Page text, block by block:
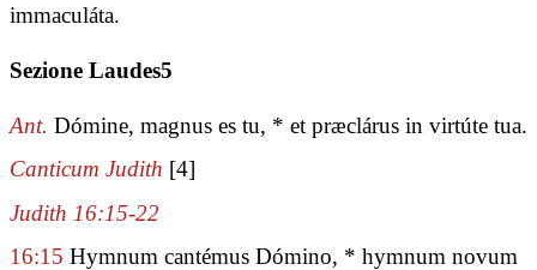
immaculáta.
Sezione Laudes5
Ant. Dómine, magnus es tu, * et præclárus in virtúte tua.
Canticum Judith [4]
Judith 16:15-22
16:15 Hymnum cantémus Dómino, * hymnum novum